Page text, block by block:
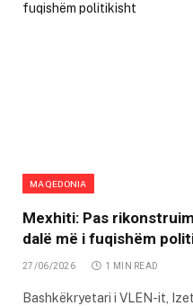
MAQEDONIA
Mexhiti: Pas
dalë më i fuqishëm
27/06/2026 1 MIN READ
Bashkëkryetari i VLEN-it,